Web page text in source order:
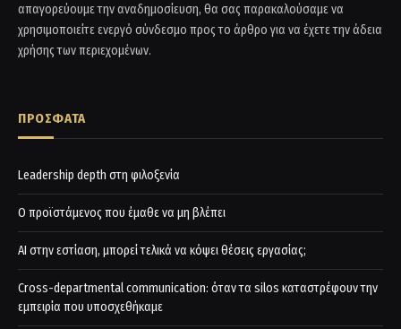
απαγορεύουμε την αναδημοσίευση, θα σας παρακαλούσαμε να
χρησιμοποιείτε ενεργό σύνδεσμο προς το άρθρο για να έχετε την άδεια
χρήσης των περιεχομένων.
ΠΡΟΣΦΑΤΑ
Leadership depth στη φιλοξενία
Ο προϊστάμενος που έμαθε να μη βλέπει
AI στην εστίαση, μπορεί τελικά να κόψει θέσεις εργασίας;
Cross-departmental communication: όταν τα silos καταστρέφουν την
εμπειρία που υποσχεθήκαμε